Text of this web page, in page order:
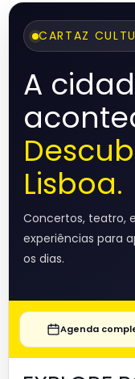
CARTAZ
A
Lisboa.
Concertos, teatro,
experiências para
os dias.
Agenda